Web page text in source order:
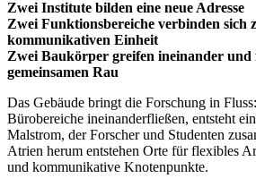
Zwei Institute bilden eine neue Adresse
Zwei Funktionsbereiche verbinden sich
kommunikativen Einheit
Zwei Baukörper greifen ineinander und
gemeinsamen Rau
Das Gebäude bringt die Forschung in
Bürobereiche ineinanderfließen, entsteht
Malstrom, der Forscher und Studenten
Atrien herum entstehen Orte für flexibles
und kommunikative Knotenpunkte.